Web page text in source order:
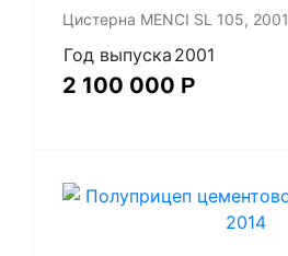
Цистерна MENCI SL 105, 2001
Год выпуска 2001
2 100 000 Р